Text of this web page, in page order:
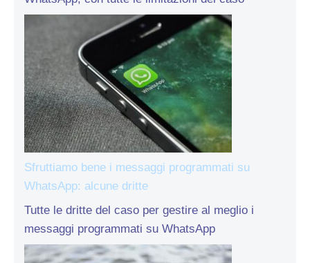
Sfruttiamo bene i messaggi programmati su
WhatsApp: alcune dritte
Tutte le dritte del caso per gestire al meglio i
messaggi programmati su WhatsApp